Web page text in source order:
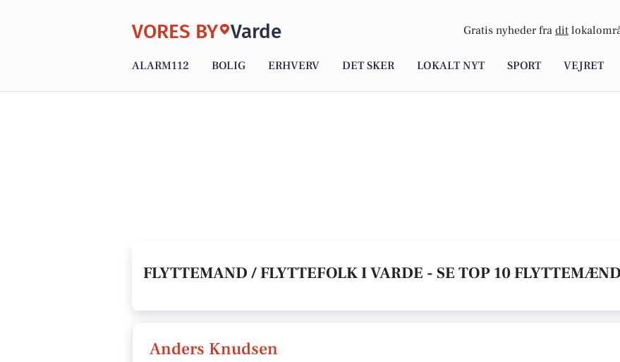
VORES BY Varde Gratis nyheder fra dit
ALARM112 BOLIG ERHVERV DET SKER LOKALT NYT SPORT VEJRET
FLYTTEMAND / FLYTTEFOLK I VARDE - SE TOP 10
Anders Knudsen